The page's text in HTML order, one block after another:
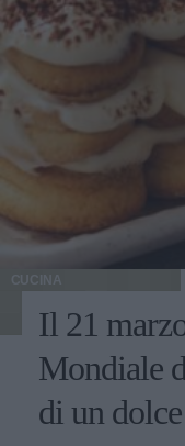
CUCINA
Il 21
Mondiale
di un